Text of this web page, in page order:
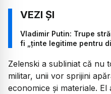
Vladimir Putin: Trupe
fi „ținte legitime pentru
Zelenski a subliniat că nu
militar, unii vor sprijini
economice și materiale.